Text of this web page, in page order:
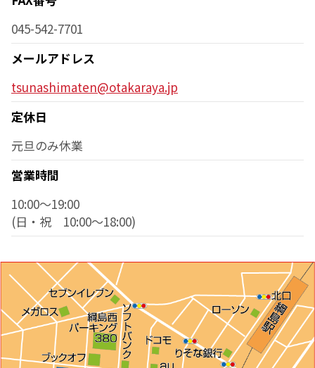
045-542-7701
メールアドレス
tsunashimaten@otakaraya.jp
定休日
元旦のみ休業
営業時間
10:00～19:00
(日・祝 10:00〜18:00)